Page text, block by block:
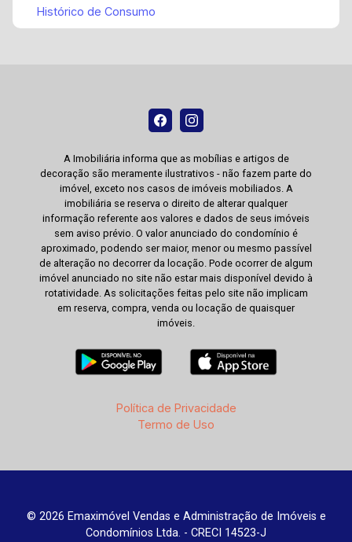
Histórico de Consumo
A Imobiliária informa que as mobílias e artigos de
decoração são meramente ilustrativos - não fazem parte do
imóvel, exceto nos casos de imóveis mobiliados. A
imobiliária se reserva o direito de alterar qualquer
informação referente aos valores e dados de seus imóveis
sem aviso prévio. O valor anunciado do condomínio é
aproximado, podendo ser maior, menor ou mesmo passível
de alteração no decorrer da locação. Pode ocorrer de algum
imóvel anunciado no site não estar mais disponível devido à
rotatividade. As solicitações feitas pelo site não implicam
em reserva, compra, venda ou locação de quaisquer
imóveis.
Política de Privacidade
Termo de Uso
© 2026 Emaximóvel Vendas e Administração de Imóveis e
Condomínios Ltda. - CRECI 14523-J